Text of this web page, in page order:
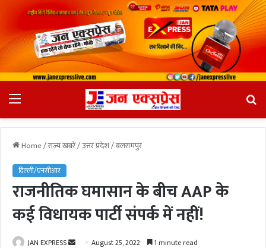
Home/राज्य खबरें/उत्तर प्रदेश/बलरामपुर
दिल्ली/एनसीआर
राजनीतिक घमासान के बीच AAP के
कई विधायक पार्टी संपर्क में नहीं!
JAN EXPRESS August 25, 2022 1 minute read